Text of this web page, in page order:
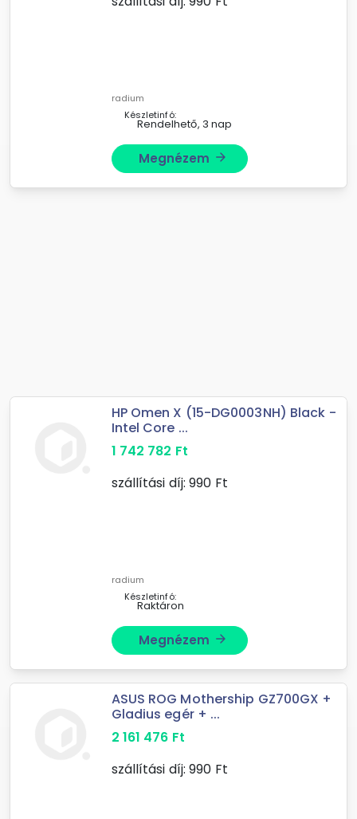
radium
Készletinfó:
Rendelhető, 3 nap
Megnézem arrow_forward
HP Omen X (15-DG0003NH) Black -
Intel Core ...
1 742 782 Ft
szállítási díj: 990 Ft
radium
Készletinfó:
Raktáron
Megnézem arrow_forward
ASUS ROG Mothership GZ700GX +
Gladius egér + ...
2 161 476 Ft
szállítási díj: 990 Ft